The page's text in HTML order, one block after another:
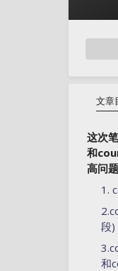
文章
这次
和
高问题
1.
段)
和